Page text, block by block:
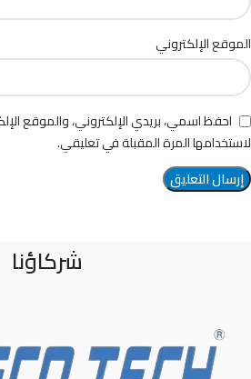
الموقع الإلكتروني
احفظ اسمي، بريدي الإلكتروني، والموقع
لاستخدامها المرة المقبلة في تعليقي.
شركاؤنا